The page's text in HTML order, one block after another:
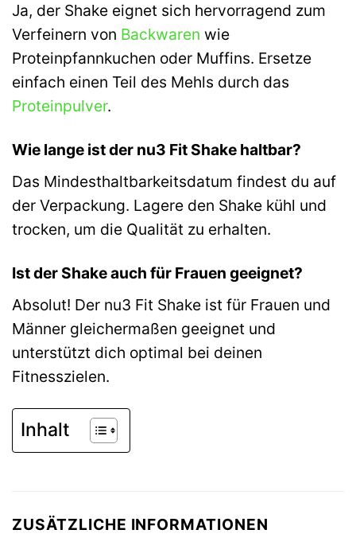
Ja, der Shake eignet sich hervorragend zum
Verfeinern von Backwaren wie
Proteinpfannkuchen oder Muffins. Ersetze
einfach einen Teil des Mehls durch das
Proteinpulver.
Wie lange ist der nu3 Fit Shake haltbar?
Das Mindesthaltbarkeitsdatum findest du auf
der Verpackung. Lagere den Shake kühl und
trocken, um die Qualität zu erhalten.
Ist der Shake auch für Frauen geeignet?
Absolut! Der nu3 Fit Shake ist für Frauen und
Männer gleichermaßen geeignet und
unterstützt dich optimal bei deinen
Fitnesszielen.
Inhalt
ZUSÄTZLICHE INFORMATIONEN